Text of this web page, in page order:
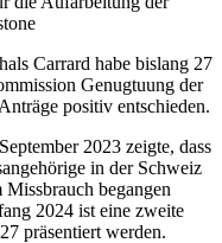
Carrard habe bislang 27
Genugtuung der
positiv entschieden.
2023 zeigte, dass
in der Schweiz
begangen
2024 ist eine zweite
präsentiert werden.